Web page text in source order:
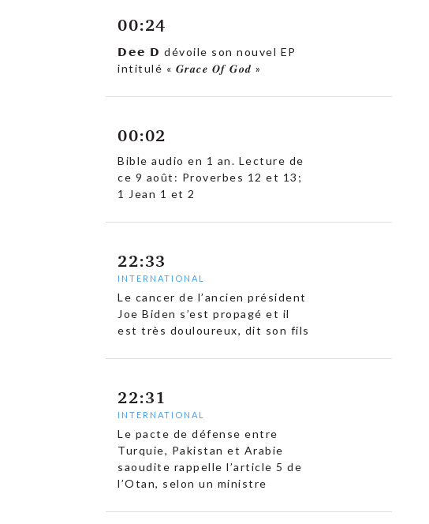
00:24
𝗗𝗲𝗲 𝗗 dévoile son nouvel EP
intitulé « 𝑮𝒓𝒂𝒄𝒆 𝑶𝒇 𝑮𝒐𝒅 »
00:02
Bible audio en 1 an. Lecture de
ce 9 août: Proverbes 12 et 13;
1 Jean 1 et 2
22:33
INTERNATIONAL
Le cancer de l’ancien président
Joe Biden s’est propagé et il
est très douloureux, dit son fils
22:31
INTERNATIONAL
Le pacte de défense entre
Turquie, Pakistan et Arabie
saoudite rappelle l’article 5 de
l’Otan, selon un ministre